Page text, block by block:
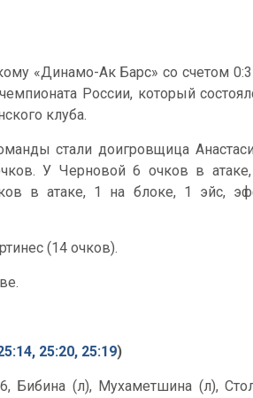
«Динамо-Ак Барс» со счетом 0:3
России, который
клуба.
стали доигровщица
У Черновой 6 очков в
в атаке, 1 на блоке, 1 эйс,
(14 очков).
25:20, 25:19)
Бибина (л), Мухаметшина (л),